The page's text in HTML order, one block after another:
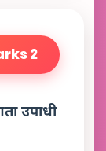
2
उपाधी